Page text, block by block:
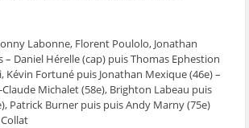
Labonne, Florent Poulolo, Jonathan
– Daniel Hérelle (cap) puis Thomas Ephestion
Kévin Fortuné puis Jonathan Mexique (46e) –
Claude Michalet (58e), Brighton Labeau puis
Patrick Burner puis puis Andy Marny (75e)